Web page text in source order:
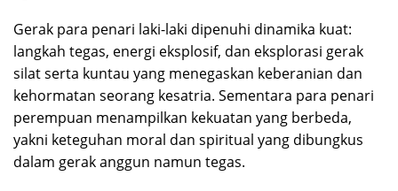
Gerak para penari laki-laki dipenuhi dinamika kuat:
langkah tegas, energi eksplosif, dan eksplorasi gerak
silat serta kuntau yang menegaskan keberanian dan
kehormatan seorang kesatria. Sementara para penari
perempuan menampilkan kekuatan yang berbeda,
yakni keteguhan moral dan spiritual yang dibungkus
dalam gerak anggun namun tegas.